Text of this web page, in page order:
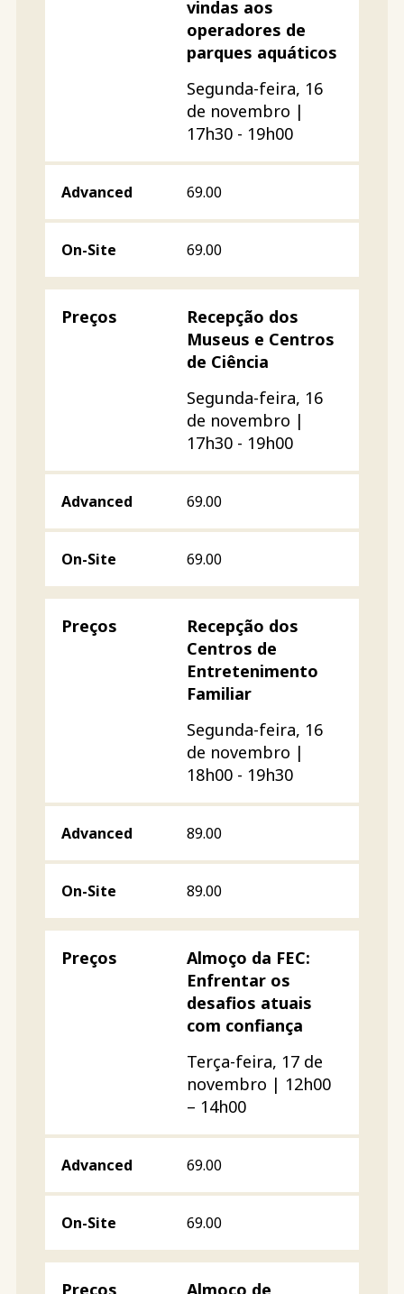
vindas aos
operadores de
parques aquáticos
Segunda-feira, 16
de novembro |
17h30 - 19h00
69.00
69.00
Recepção dos
Museus e Centros
de Ciência
Segunda-feira, 16
de novembro |
17h30 - 19h00
69.00
69.00
Recepção dos
Centros de
Entretenimento
Familiar
Segunda-feira, 16
de novembro |
18h00 - 19h30
89.00
89.00
Almoço da FEC:
Enfrentar os
desafios atuais
com confiança
Terça-feira, 17 de
novembro | 12h00
– 14h00
69.00
69.00
Almoço de